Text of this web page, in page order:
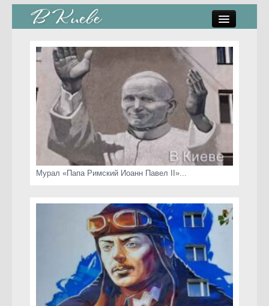
стрит-арт
коты Киева
скамейки
часы Киева
Мурал «Папа Римский Иоанн Павел II»...